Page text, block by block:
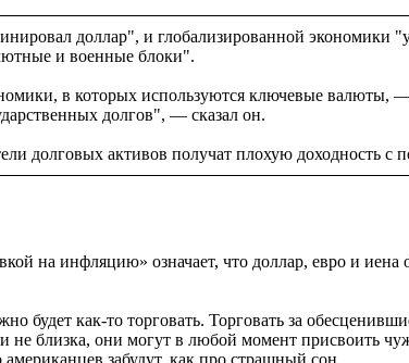
доллар", и глобализированной
и военные блоки".
в которых используются ключевые валюты, —
долгов", — сказал он.
долговых активов получат плохую доходность
на инфляцию» означает, что доллар, евро и
будет как-то торговать. Торговать за
близка, они могут в любой момент присвоить
забудут, как про страшный сон.